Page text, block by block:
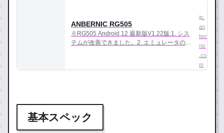
ワフルになった5インチAndroid
機
ANBERNIC RG505の実機レビュー。
実際に使って確かめた正直な評価・ス
s.co
m
22.
11.
23
ANBERNIC RG505
※RG505 Android 12 最新版V1.22版:1. シス
テムが改善できました。2. エミュレータのフ
カラー グレー, グリーン, イエロー 画面 …
jp.
an
ber
nic
.co
m
基本スペック